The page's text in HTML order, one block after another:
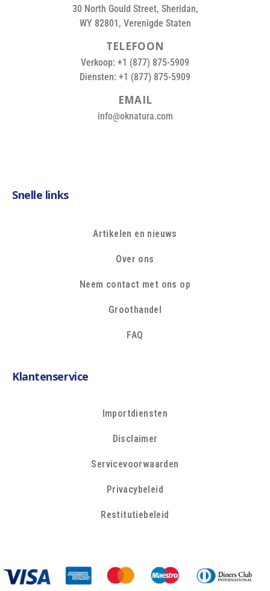
30 North Gould Street, Sheridan,
WY 82801, Verenigde Staten
TELEFOON
Verkoop: +1 (877) 875-5909
Diensten: +1 (877) 875-5909
EMAIL
info@oknatura.com
Snelle links
Artikelen en nieuws
Over ons
Neem contact met ons op
Groothandel
FAQ
Klantenservice
Importdiensten
Disclaimer
Servicevoorwaarden
Privacybeleid
Restitutiebeleid